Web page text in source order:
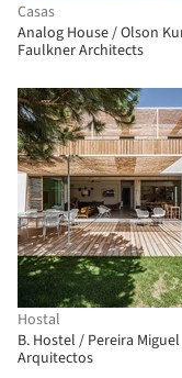
Casas
Analog House / Olson
Faulkner Architects
Hostal
B. Hostel / Pereira Miguel
Arquitectos